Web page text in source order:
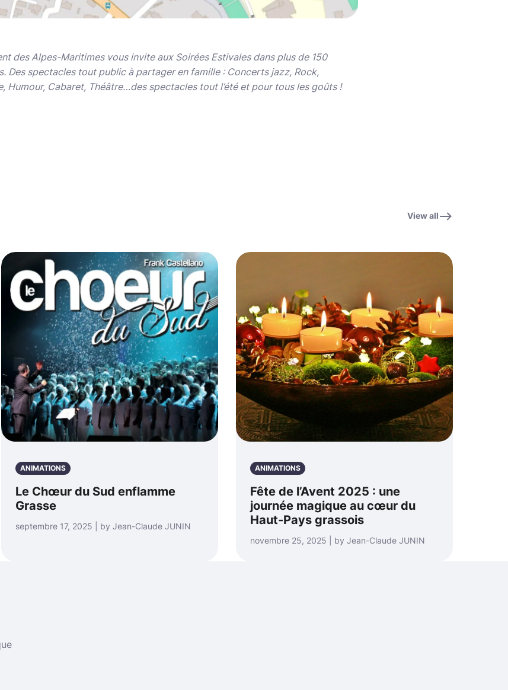
des Alpes-Maritimes vous invite aux Soirées Estivales dans plus de 150
Des spectacles tout public à partager en famille : Concerts jazz, Rock,
Humour, Cabaret, Théâtre…des spectacles tout l’été et pour tous les goûts !
View all
ANIMATIONS
Le Chœur du Sud enflamme
Grasse
septembre 17, 2025 | by Jean-Claude JUNIN
ANIMATIONS
Fête de l’Avent 2025 : une
journée magique au cœur du
Haut-Pays grassois
novembre 25, 2025 | by Jean-Claude JUNIN